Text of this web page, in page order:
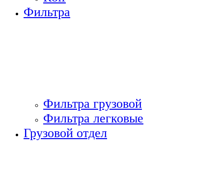
Фильтра
Фильтра грузовой
Фильтра легковые
Грузовой отдел